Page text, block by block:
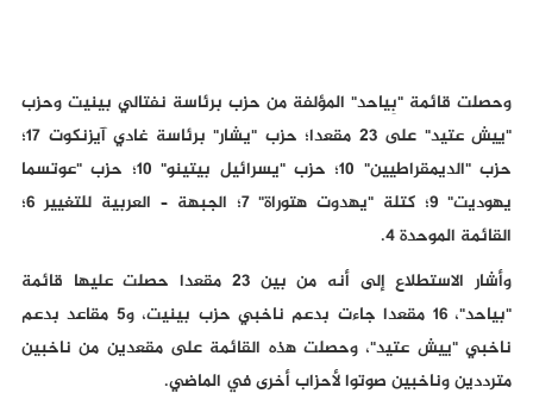
وحصلت قائمة "بِياحد" المؤلفة من حزب برئاسة نفتالي بينيت وحزب
"ييش عتيد" على 23 مقعدا؛ حزب "يشار" برئاسة غادي آيزنكوت 17؛
حزب "الديمقراطيين" 10؛ حزب "يسرائيل بيتينو" 10؛ حزب "عوتسما
يهوديت" 9؛ كتلة "يهدوت هتوراة" 7؛ الجبهة – العربية للتغيير 6؛
القائمة الموحدة 4.
وأشار الاستطلاع إلى أنه من بين 23 مقعدا حصلت عليها قائمة
"بياحد"، 16 مقعدا جاءت بدعم ناخبي حزب بينيت، و5 مقاعد بدعم
ناخبي "ييش عتيد"، وحصلت هذه القائمة على مقعدين من ناخبين
مترددين وناخبين صوتوا لأحزاب أخرى في الماضي.